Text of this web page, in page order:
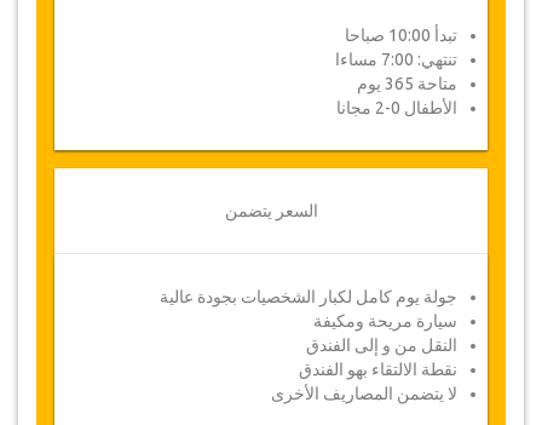
تبدأ 10:00 صباحا
تنتهي: 7:00 مساءا
متاحة 365 يوم
الأطفال 0-2 مجانا
السعر يتضمن
جولة يوم كامل لكبار الشخصيات بجودة عالية
سيارة مريحة ومكيفة
النقل من و إلى الفندق
نقطة الالتقاء بهو الفندق
لا يتضمن المصاريف الأخرى